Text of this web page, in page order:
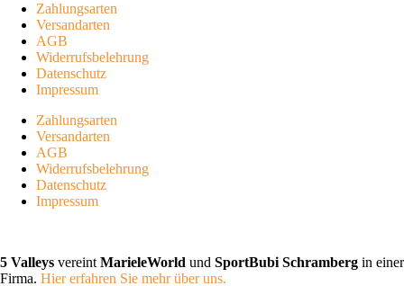
Zahlungsarten
Versandarten
AGB
Widerrufsbelehrung
Datenschutz
Impressum
Zahlungsarten
Versandarten
AGB
Widerrufsbelehrung
Datenschutz
Impressum
5 Valleys vereint MarieleWorld und SportBubi Schramberg in einer
Firma. Hier erfahren Sie mehr über uns.